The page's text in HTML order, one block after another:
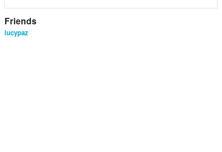
Friends
lucypaz